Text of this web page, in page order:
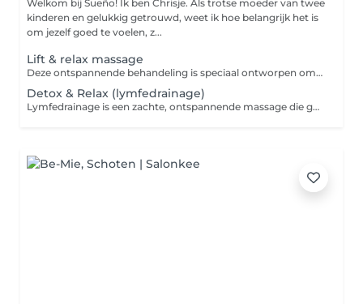
Welkom bij Sueño! Ik ben Chrisje. Als trotse moeder van twee
kinderen en gelukkig getrouwd, weet ik hoe belangrijk het is
om jezelf goed te voelen, z...
Lift & relax massage
Deze ontspannende behandeling is speciaal ontworpen om spanning in je gezicht, kaaklijn en nek los te maken. De combinatie van manuele massage en cupping stimuleert de doorbloeding, bevordert de lymfedrainage en helpt opgebouwde stress effectief af te voeren. Het resultaat? Een frisse, stralende teint en een diep gevoel van innerlijke rust.
Detox & Relax (lymfedrainage)
Lymfedrainage is een zachte, ontspannende massage die gericht is op het bevorderen van de lymfecirculatie en het verminderen van vochtophoping in het lichaam. Samen met de afslankende crème van Bioage, die de circulatie ondersteunt en de vetverbranding bevordert, helpt deze behandeling bij het afvoeren van afvalstoffen en vermindert het een opgeblazen gevoel. Deze behandeling is ideaal voor het verminderen van vochtretentie, het verbeteren van de huidtextuur en het creëren van een verkwikkend detox-effect.